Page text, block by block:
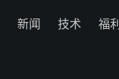
新闻 技术 福利